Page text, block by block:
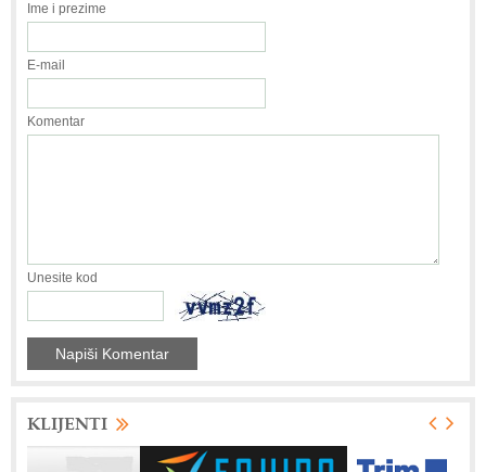
Ime i prezime
E-mail
Komentar
Unesite kod
KLIJENTI